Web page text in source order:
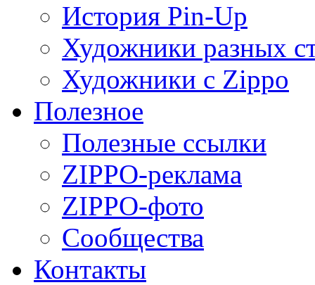
История Pin-Up
Художники разных
Художники с Zippo
Полезное
Полезные ссылки
ZIPPO-реклама
ZIPPO-фото
Сообщества
Контакты